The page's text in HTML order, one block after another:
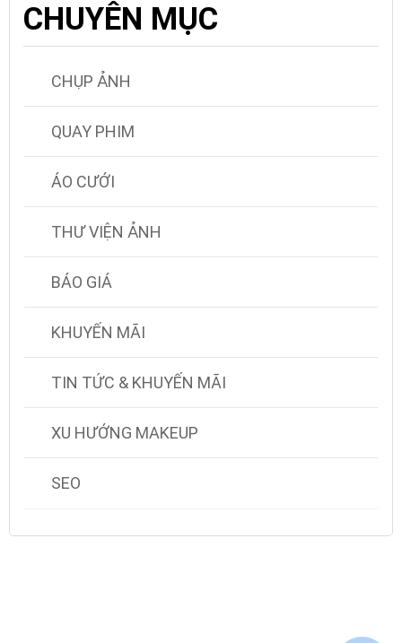
CHUYÊN MỤC
CHỤP ẢNH
QUAY PHIM
ÁO CƯỚI
THƯ VIỆN ẢNH
BÁO GIÁ
KHUYẾN MÃI
TIN TỨC & KHUYẾN MÃI
XU HƯỚNG MAKEUP
SEO